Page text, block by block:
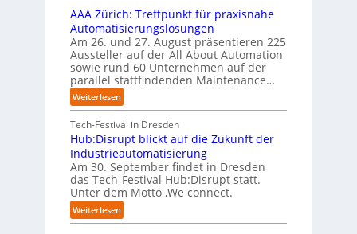
l
d
u
n
g
s
t
e
l
l
e
n
b
r
u
n
g
a
n
“
t
e
t
B
i
e
t
e
r
v
e
r
f
a
h
r
e
t
S
t
e
f
a
n
S
h
w
a
b
z
u
m
C
t
e
r
n
e
h
m
e
n
w
o
e
n
R
AAA Zürich: Treffpunkt für praxisnahe
Automatisierungslösungen
Am 26. und 27. August präsentieren 225
Aussteller auf der All About Automation
sowie rund 60 Unternehmen auf der
parallel stattfindenden Maintenance…
Weiterlesen:
A
A
A
Z
ü
r
i
c
h
Tech-Festival in Dresden
Hub:Disrupt blickt auf die Zukunft der
Industrieautomatisierung
Am 30. September findet in Dresden
das Tech-Festival Hub:Disrupt statt.
Unter dem Motto ‚We connect.
Weiterlesen:
H